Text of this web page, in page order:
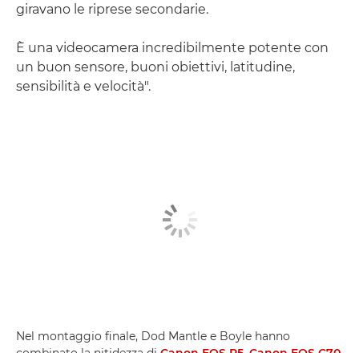
giravano le riprese secondarie.
È una videocamera incredibilmente potente con
un buon sensore, buoni obiettivi, latitudine,
sensibilità e velocità".
Nel montaggio finale, Dod Mantle e Boyle hanno